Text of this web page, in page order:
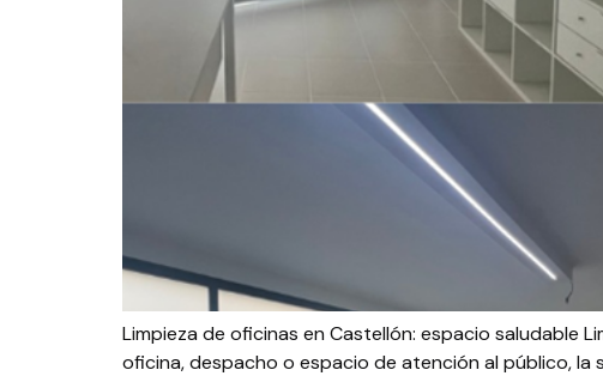
Limpieza de oficinas en Castellón: espacio saludable
oficina, despacho o espacio de atención al público, la